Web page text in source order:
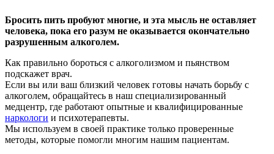
Бросить пить пробуют многие, и эта мысль не оставляет
человека, пока его разум не оказывается окончательно
разрушенным алкоголем.
Как правильно бороться с алкоголизмом и пьянством
подскажет врач.
Если вы или ваш близкий человек готовы начать борьбу с
алкоголем, обращайтесь в наш специализированный
медцентр, где работают опытные и квалифицированные
наркологи и психотерапевты.
Мы используем в своей практике только проверенные
методы, которые помогли многим нашим пациентам.